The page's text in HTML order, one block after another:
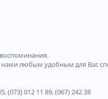
нами любым удобным для Вас
(073) 012 11 89,(067) 242 38